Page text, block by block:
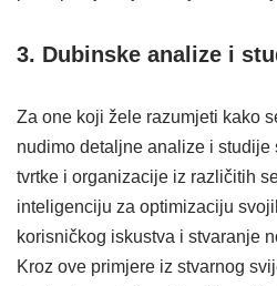
3. Dubinske analize i
Za one koji žele razumjeti kako
nudimo detaljne analize i studije
tvrtke i organizacije iz različitih
inteligenciju za optimizaciju
korisničkog iskustva i stvaranje
Kroz ove primjere iz stvarnog